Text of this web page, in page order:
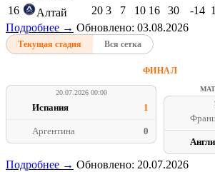
16
Алтай 20 3 7 10 16 30 -14
Подробнее → Обновлено: 03.08.2026
Текущая стадия Вся сетка
ФИНАЛ
20.07.2026 00:00
Испания 1
Аргентина 0
Подробнее → Обновлено: 20.07.2026